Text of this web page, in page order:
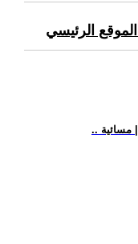
الرئيسي
مسائية